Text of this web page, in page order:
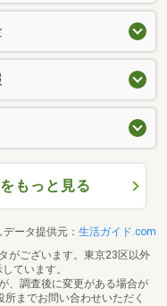
もっと見る
ータ提供元： 生活ガイド.com
がございます。東京23区以外
ています。
、調査後に変更がある場合が
までお問い合わせいただく